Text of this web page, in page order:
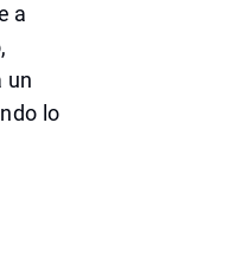
a
un
lo